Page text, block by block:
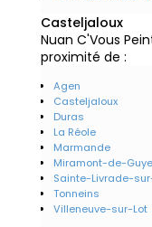
Casteljaloux
Nuan C'Vous
proximité de :
Agen
Casteljaloux
Duras
La Réole
Marmande
Miramont-de-
Sainte-Livrade-
Tonneins
Villeneuve-sur-Lot